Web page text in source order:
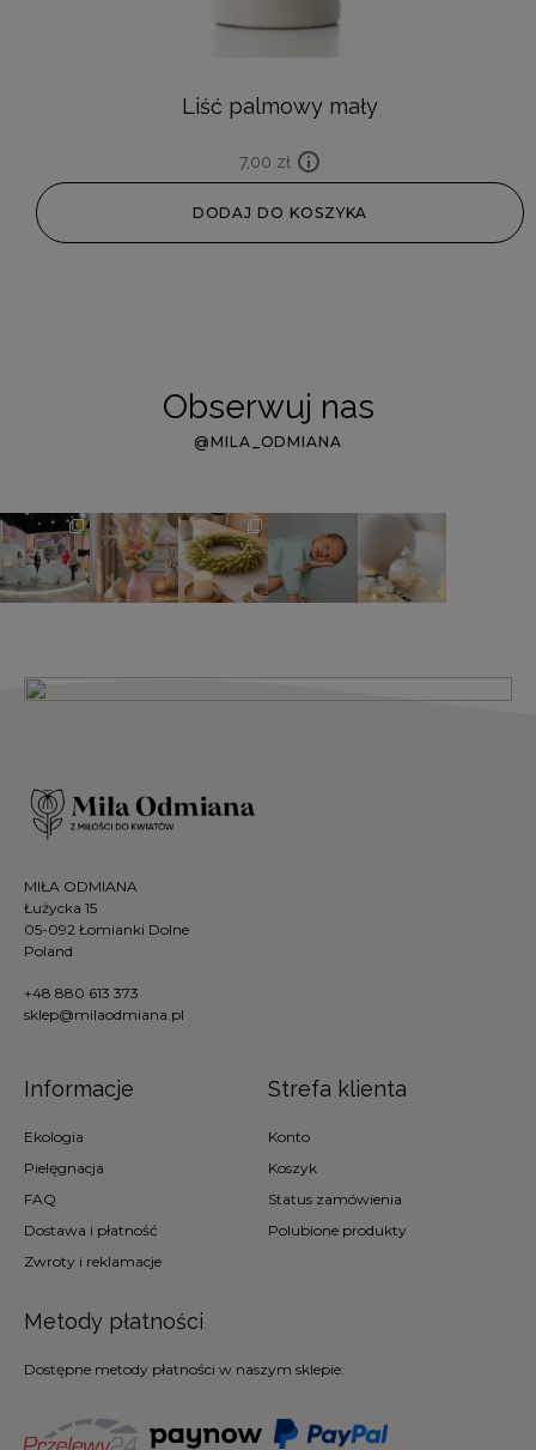
Liść palmowy mały
7,00 zł
DODAJ DO KOSZYKA
Obserwuj nas
@MILA_ODMIANA
MIŁA ODMIANA
Łużycka 15
05-092 Łomianki Dolne
Poland
+48 880 613 373
sklep@milaodmiana.pl
Informacje
Ekologia
Pielęgnacja
FAQ
Dostawa i płatność
Zwroty i reklamacje
Strefa klienta
Konto
Koszyk
Status zamówienia
Polubione produkty
Metody płatności
Dostępne metody płatności w naszym sklepie: